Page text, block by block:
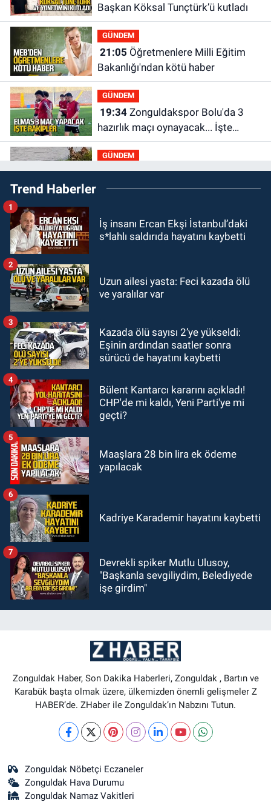
Başkan Köksal Tunçtürk’ü kutladı
GÜNDEM
21:05
Bakanlığı'ndan kötü haber
GÜNDEM
19:34Zonguldakspor Bolu'da 3
hazırlık maçı oynayacak... İşte
rakipler...
GÜNDEM
19:27Çaycuma ırmağında görüldü:
Görenler şaşkınlık yaşadı
19:12TMO kabuklu fındık alım
18:52Zonguldak'ta pitbul köpek
GÜNDEM
18:44
çarptı: Ağır yaralanan yaya tedavi
Trend Haberler
İş insanı Ercan Ekşi İstanbul’daki
s*lahlı saldırıda hayatını kaybetti
1
Uzun ailesi yasta: Feci kazada ölü
ve yaralılar var
2
Kazada ölü sayısı 2’ye yükseldi:
Eşinin ardından saatler sonra
sürücü de hayatını kaybetti
3
Bülent Kantarcı kararını açıkladı!
CHP'de mi kaldı, Yeni Parti'ye mi
geçti?
4
Maaşlara 28 bin lira ek ödeme
yapılacak
5
Kadriye Karademir hayatını kaybetti
6
Devrekli spiker Mutlu Ulusoy,
"Başkanla sevgiliydim, Belediyede
işe girdim"
7
Zonguldak Haber, Son Dakika Haberleri, Zonguldak , Bartın ve
Karabük başta olmak üzere, ülkemizden önemli gelişmeler Z
HABER’de. ZHaber ile Zonguldak’ın Nabzını Tutun.
Zonguldak Nöbetçi Eczaneler
Zonguldak Hava Durumu
Zonguldak Namaz Vakitleri